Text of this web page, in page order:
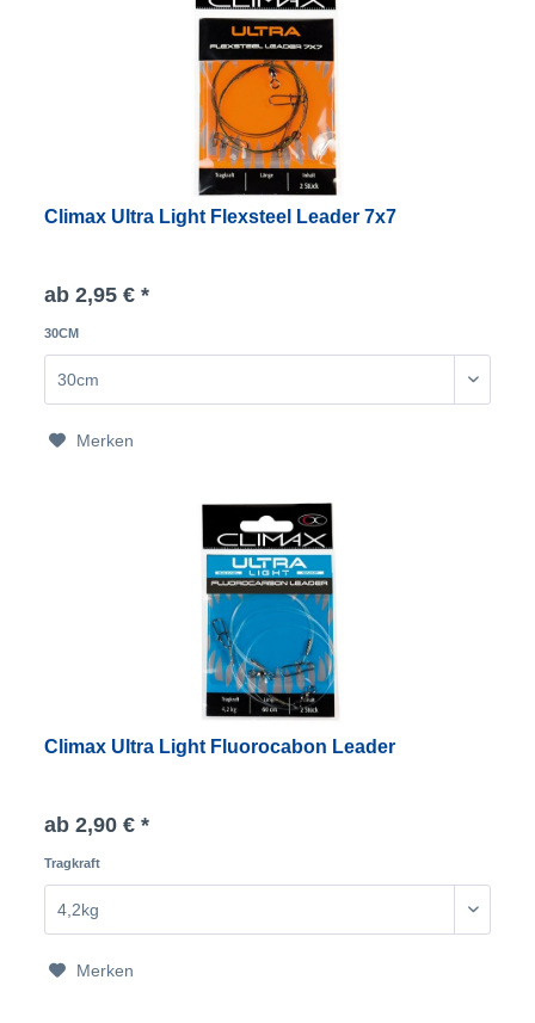
Climax Ultra Light Flexsteel Leader 7x7
ab 2,95 € *
30CM
Merken
Climax Ultra Light Fluorocabon Leader
ab 2,90 € *
Tragkraft
Merken